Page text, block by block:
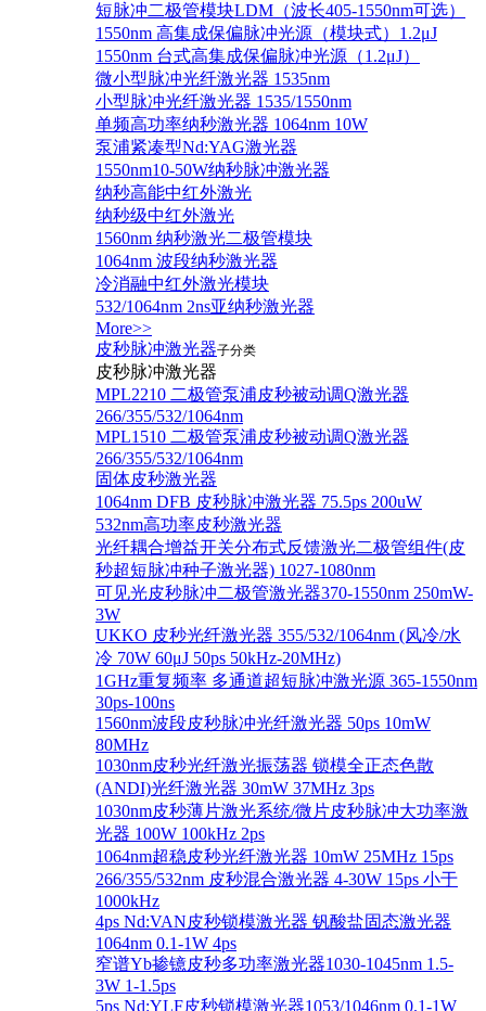
短脉冲二极管模块LDM（波长405-1550nm可选）
1550nm 高集成保偏脉冲光源（模块式）1.2μJ
1550nm 台式高集成保偏脉冲光源（1.2μJ）
微小型脉冲光纤激光器 1535nm
小型脉冲光纤激光器 1535/1550nm
单频高功率纳秒激光器 1064nm 10W
泵浦紧凑型Nd:YAG激光器
1550nm10-50W纳秒脉冲激光器
纳秒高能中红外激光
纳秒级中红外激光
1560nm 纳秒激光二极管模块
1064nm 波段纳秒激光器
冷消融中红外激光模块
532/1064nm 2ns亚纳秒激光器
More>>
皮秒脉冲激光器子分类
皮秒脉冲激光器
​MPL2210 二极管泵浦皮秒被动调Q激光器
266/355/532/1064nm
MPL1510 二极管泵浦皮秒被动调Q激光器
266/355/532/1064nm
固体皮秒激光器
1064nm DFB 皮秒脉冲激光器 75.5ps 200uW
532nm高功率皮秒激光器
光纤耦合增益开关分布式反馈激光二极管组件(皮
秒超短脉冲种子激光器) 1027-1080nm
可见光皮秒脉冲二极管激光器370-1550nm 250mW-
3W
UKKO 皮秒光纤激光器 355/532/1064nm (风冷/水
冷 70W 60μJ 50ps 50kHz-20MHz)
1GHz重复频率 多通道超短脉冲激光源 365-1550nm
30ps-100ns
1560nm波段皮秒脉冲光纤激光器 50ps 10mW
80MHz
1030nm皮秒光纤激光振荡器 锁模全正态色散
(ANDI)光纤激光器 30mW 37MHz 3ps
1030nm皮秒薄片激光系统/微片皮秒脉冲大功率激
光器 100W 100kHz 2ps
1064nm超稳皮秒光纤激光器 10mW 25MHz 15ps
266/355/532nm 皮秒混合激光器 4-30W 15ps 小于
1000kHz
4ps Nd:VAN皮秒锁模激光器 钒酸盐固态激光器
1064nm 0.1-1W 4ps
窄谱Yb掺镱皮秒多功率激光器1030-1045nm 1.5-
3W 1-1.5ps
5ps Nd:YLF皮秒锁模激光器1053/1046nm 0.1-1W